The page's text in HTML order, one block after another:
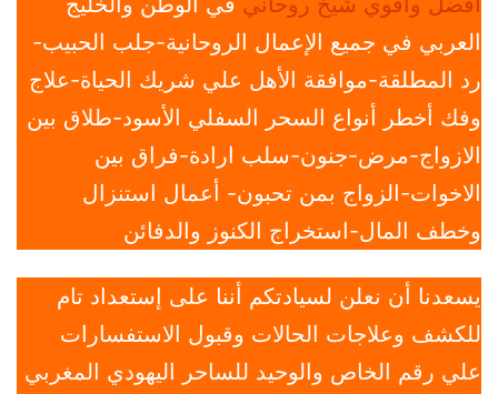
العربي في جميع الإعمال الروحانية-جلب الحبيب-
رد المطلقة-موافقة الأهل علي شريك الحياة-علاج
وفك أخطر أنواع السحر السفلي الأسود-طلاق بين
الازواج-مرض-جنون-سلب ارادة-فراق بين
الاخوات-الزواج بمن تحبون- أعمال استنزال
وخطف المال-استخراج الكنوز والدفائن
يسعدنا أن نعلن لسيادتكم أننا على إستعداد تام
للكشف وعلاجات الحالات وقبول الاستفسارات
علي رقم الخاص والوحيد للساحر اليهودي المغربي